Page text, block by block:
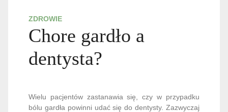
ZDROWIE
Chore gardło a
dentysta?
Wielu pacjentów zastanawia się, czy w przypadku
bólu gardła powinni udać się do dentysty. Zazwyczaj